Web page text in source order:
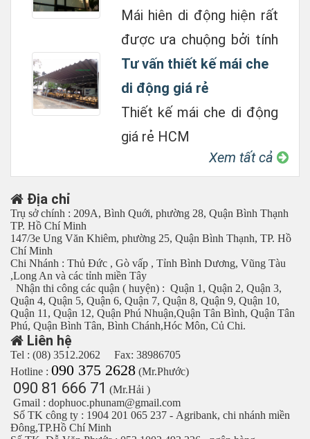
mẫu mã, màu sắc cũng
như chất lượng sản ...
sóng
Mái hiên di động hiện rất
được ưa chuộng bởi tính
tiện lợi, cấu trúc nguyên
bản nhỏ gọn cũng như
bền bỉ
Tư vấn thiết kế mái che
di động giá rẻ
Thiết kế mái che di động
giá rẻ HCM
Xem tất cả
Địa chỉ
Trụ sở chính : 209A, Bình Quới, phường 28, Quận Bình Thạnh
TP. Hồ Chí Minh
147/3e Ung Văn Khiêm, phường 25, Quận Bình Thạnh, TP. Hồ
Chí Minh
Chi Nhánh : Thủ Đức , Gò vấp , Tỉnh Bình Dương, Vũng Tàu
,Long An và các tỉnh miền Tây
Nhận thi công các quận ( huyện) : Quận 1, Quận 2, Quận 3,
Quận 4, Quận 5, Quận 6, Quận 7, Quận 8, Quận 9, Quận 10,
Quận 11, Quận 12, Quận Phú Nhuận,Quận Tân Bình, Quận Tân
Phú, Quận Bình Tân, Bình Chánh,Hóc Môn, Củ Chi.
Liên hệ
Tel : (08) 3512.2062 Fax: 38986705
Hotline : 090 375 2628 (Mr.Phước)
090 81 666 71 (Mr.Hải )
Gmail : dophuoc.phunam@gmail.com
Số TK công ty : 1904 201 065 237 - Agribank, chi nhánh miền
Đông,TP.Hồ Chí Minh